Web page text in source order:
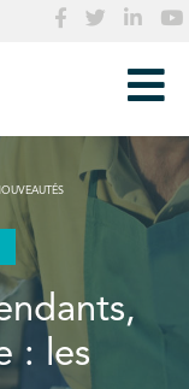
: les